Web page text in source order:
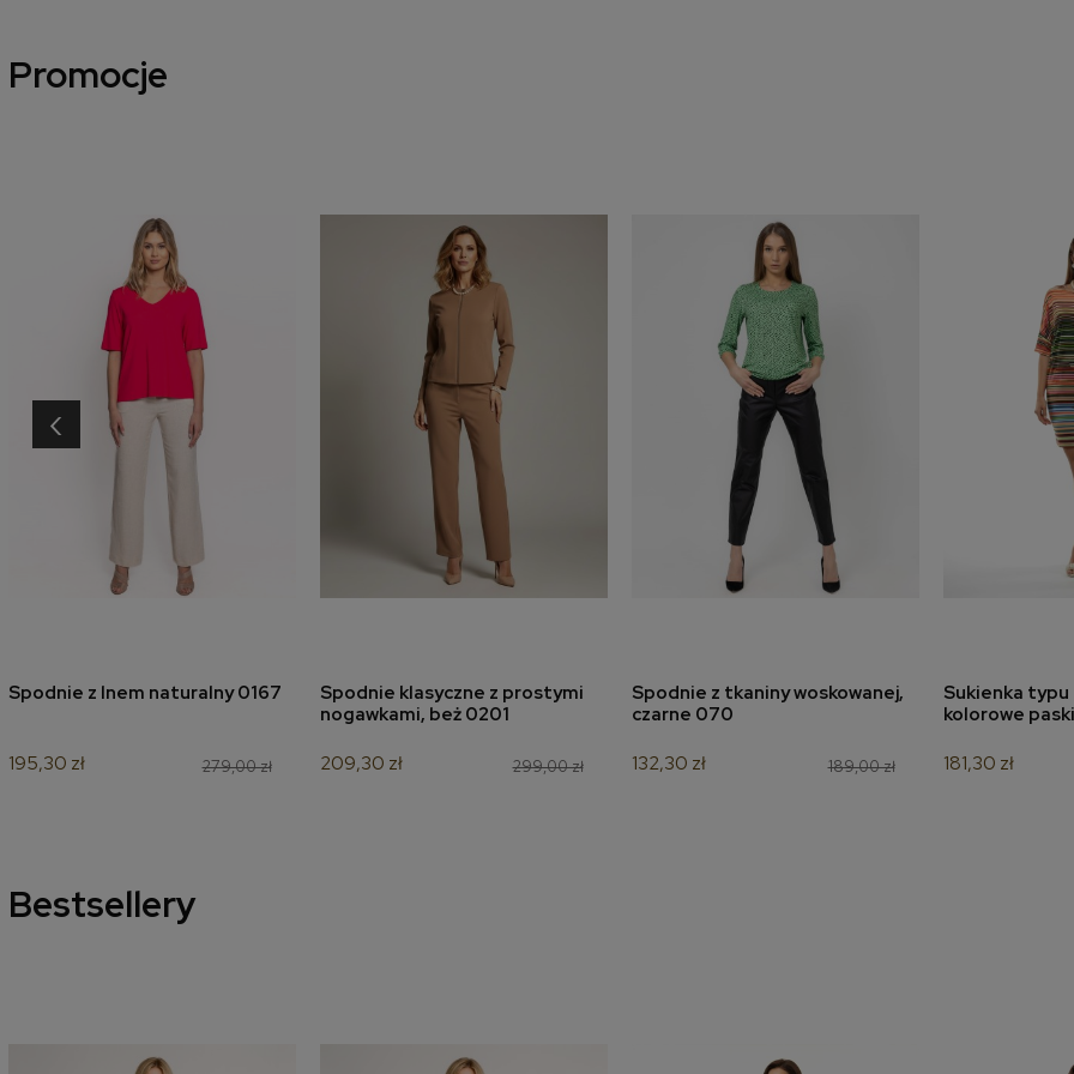
Promocje
dodaj do koszyka
Spodnie z lnem naturalny 0167
279,00 zł
195,30 zł
dodaj do koszyka
Spodnie klasyczne z prostymi
nogawkami, beż 0201
299,00 zł
209,30 zł
dodaj do koszyka
Spodnie z tkaniny woskowanej,
czarne 070
189,00 zł
132,30 zł
dodaj
Sukienka
kolorowe
181,30 zł
‹
Bestsellery